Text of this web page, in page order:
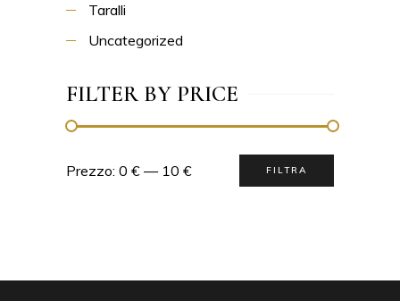
Taralli
Uncategorized
FILTER BY PRICE
FILTRA
Prezzo: 0 € — 10 €